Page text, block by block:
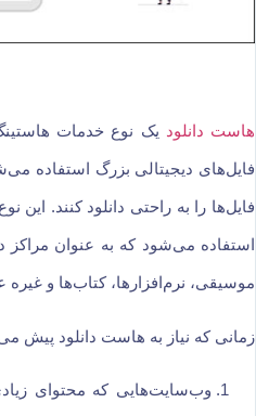
هاست دانلود یک نوع خدمات
فایل‌های دیجیتالی بزرگ استفاده
فایل‌ها را به راحتی دانلود کنند. این
استفاده می‌شود که به عنوان مراکز
موسیقی، نرم‌افزارها، کتاب‌ها و
زمانی که نیاز به هاست دانلود پیش
وب‌سایت‌هایی که محتوای